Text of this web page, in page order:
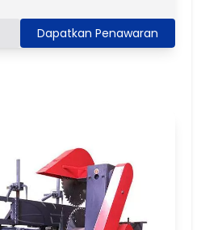
Dapatkan Penawaran